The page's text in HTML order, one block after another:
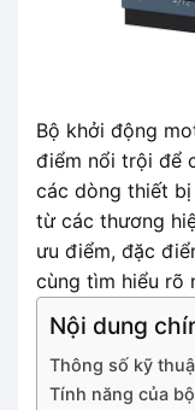
Bộ khởi động
điểm nổi trội để
các dòng thiết
từ các thương
ưu điểm, đặc
cùng tìm hiểu rõ
Nội dung
Thông số kỹ
Tính năng của